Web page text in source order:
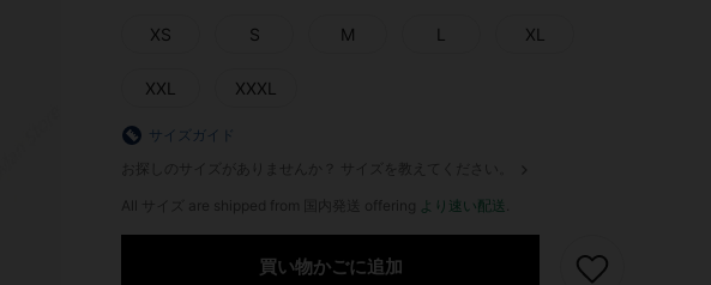
XS S M L XL
XXL XXXL
サイズガイド
お探しのサイズがありませんか？ サイズを教えてください。
All サイズ are shipped from 国内発送 offering より速い配送
買い物かごに追加